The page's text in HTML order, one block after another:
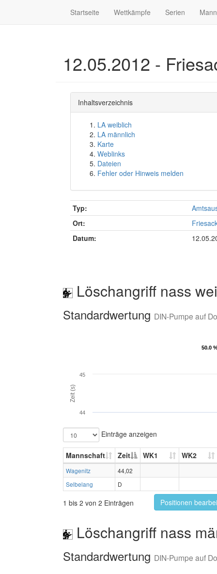
Startseite Wettkämpfe Serien
12.05.2012 -
Inhaltsverzeichnis
LA weiblich
LA männlich
Karte
Weblinks
Dateien
Fehler oder Hinweis melden
Typ:
Ort:
Datum:
Löschangriff nass
Standardwertung DIN-Pumpe auf
50.0
50.0
Zeit (s)
44
45
Einträge anzeigen
Mannschaft Zeit WK1 WK2
Wagenitz
44,02
Selbelang
D
1 bis 2 von 2 Einträgen Positionen
Löschangriff nass
Standardwertung DIN-Pumpe auf